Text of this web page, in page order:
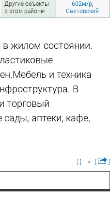
Другие объекты
в этом районе:
602м/р,
Салтовский
жилом состоянии.
и техника
В
торговый
аптеки, кафе,